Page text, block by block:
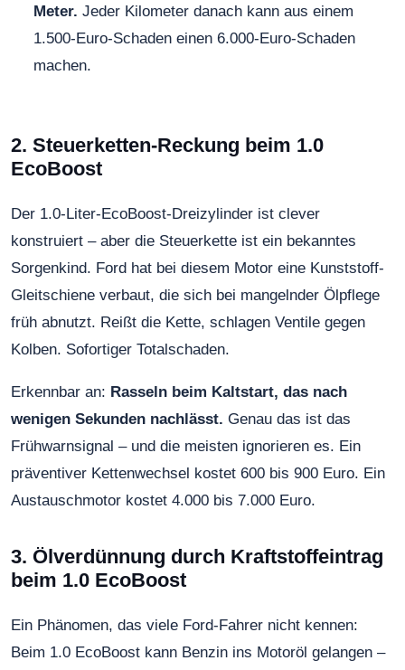
Meter. Jeder Kilometer danach kann aus einem
1.500-Euro-Schaden einen 6.000-Euro-Schaden
machen.
2. Steuerketten-Reckung beim 1.0
EcoBoost
Der 1.0-Liter-EcoBoost-Dreizylinder ist clever
konstruiert – aber die Steuerkette ist ein bekanntes
Sorgenkind. Ford hat bei diesem Motor eine Kunststoff-
Gleitschiene verbaut, die sich bei mangelnder Ölpflege
früh abnutzt. Reißt die Kette, schlagen Ventile gegen
Kolben. Sofortiger Totalschaden.
Erkennbar an: Rasseln beim Kaltstart, das nach
wenigen Sekunden nachlässt. Genau das ist das
Frühwarnsignal – und die meisten ignorieren es. Ein
präventiver Kettenwechsel kostet 600 bis 900 Euro. Ein
Austauschmotor kostet 4.000 bis 7.000 Euro.
3. Ölverdünnung durch Kraftstoffeintrag
beim 1.0 EcoBoost
Ein Phänomen, das viele Ford-Fahrer nicht kennen:
Beim 1.0 EcoBoost kann Benzin ins Motoröl gelangen –